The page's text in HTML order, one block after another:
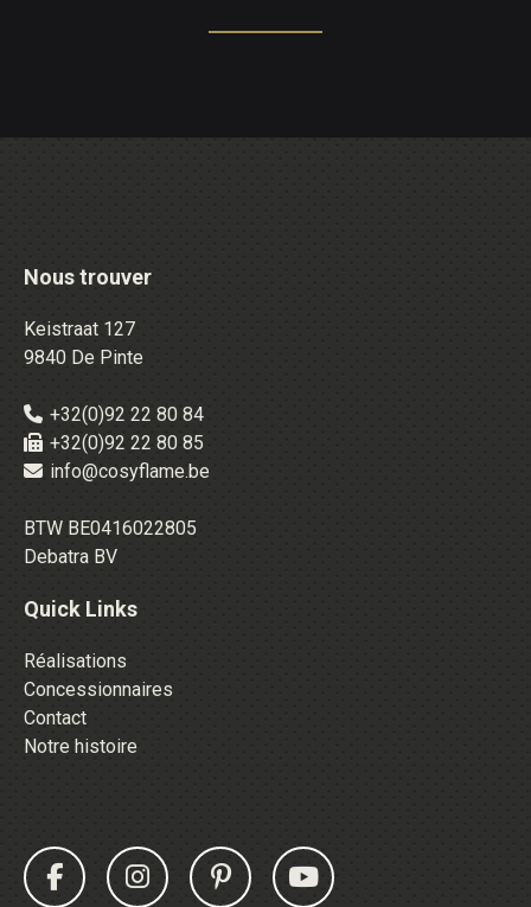
Nous trouver
Keistraat 127
9840 De Pinte
+32(0)92 22 80 84
+32(0)92 22 80 85
info@cosyflame.be
BTW BE0416022805
Debatra BV
Quick Links
Réalisations
Concessionnaires
Contact
Notre histoire